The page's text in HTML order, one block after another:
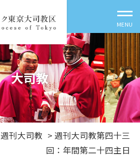
大司教
週刊⼤司教 > 週刊大司教第四十三
回：年間第二十四主日